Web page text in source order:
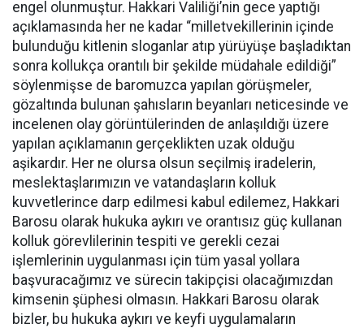
engel olunmuştur. Hakkari Valiliği’nin gece yaptığı
açıklamasında her ne kadar “milletvekillerinin içinde
bulunduğu kitlenin sloganlar atıp yürüyüşe başladıktan
sonra kollukça orantılı bir şekilde müdahale edildiği”
söylenmişse de baromuzca yapılan görüşmeler,
gözaltında bulunan şahısların beyanları neticesinde ve
incelenen olay görüntülerinden de anlaşıldığı üzere
yapılan açıklamanın gerçeklikten uzak olduğu
aşikardır. Her ne olursa olsun seçilmiş iradelerin,
meslektaşlarımızın ve vatandaşların kolluk
kuvvetlerince darp edilmesi kabul edilemez, Hakkari
Barosu olarak hukuka aykırı ve orantısız güç kullanan
kolluk görevlilerinin tespiti ve gerekli cezai
işlemlerinin uygulanması için tüm yasal yollara
başvuracağımız ve sürecin takipçisi olacağımızdan
kimsenin şüphesi olmasın. Hakkari Barosu olarak
bizler, bu hukuka aykırı ve keyfi uygulamaların